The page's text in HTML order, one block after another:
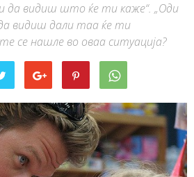
да видиш што ќе ти каже“. „Оди
видиш дали таа ќе ти
се нашле во оваа ситуација?